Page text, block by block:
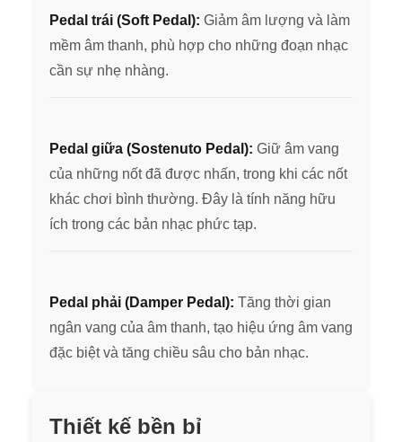
Pedal trái (Soft Pedal): Giảm âm lượng và làm
mềm âm thanh, phù hợp cho những đoạn nhạc
cần sự nhẹ nhàng.
Pedal giữa (Sostenuto Pedal): Giữ âm vang
của những nốt đã được nhấn, trong khi các nốt
khác chơi bình thường. Đây là tính năng hữu
ích trong các bản nhạc phức tạp.
Pedal phải (Damper Pedal): Tăng thời gian
ngân vang của âm thanh, tạo hiệu ứng âm vang
đặc biệt và tăng chiều sâu cho bản nhạc.
Thiết kế bền bỉ